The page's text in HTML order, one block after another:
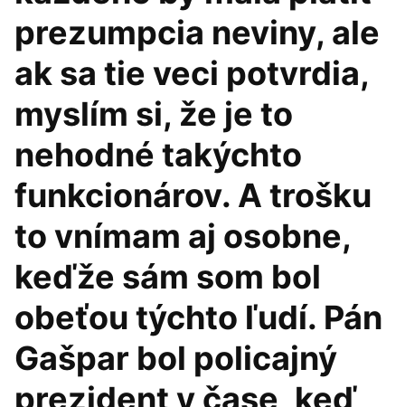
prezumpcia neviny, ale
ak sa tie veci potvrdia,
myslím si, že je to
nehodné takýchto
funkcionárov. A trošku
to vnímam aj osobne,
keďže sám som bol
obeťou týchto ľudí. Pán
Gašpar bol policajný
prezident v čase, keď